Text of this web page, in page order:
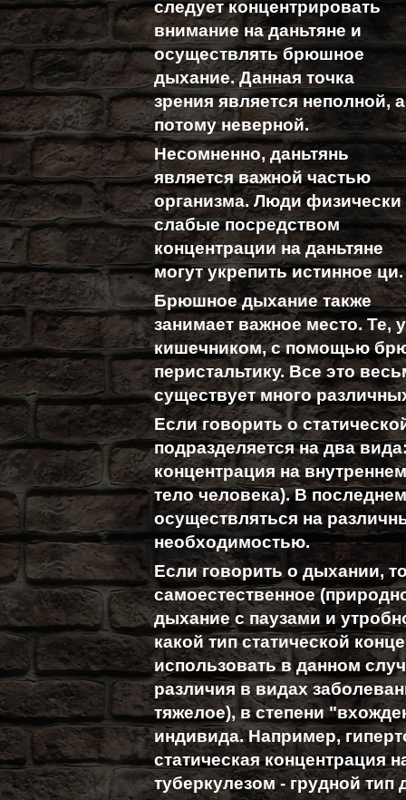
следует концентрировать
внимание на даньтяне и
осуществлять брюшное
дыхание. Данная точка
зрения является неполной, а
потому неверной.
Несомненно, даньтянь
является важной частью
организма. Люди физически
слабые посредством
концентрации на даньтяне
могут укрепить истинное ци.
Брюшное дыхание также
занимает важное место. Те,
кишечником, с помощью
перистальтику. Все это
существует много
Если говорить о
подразделяется на два
концентрация на
тело человека). В
осуществляться на
необходимостью.
Если говорить о дыхании,
самоестественное
дыхание с паузами и
какой тип статической
использовать в данном
различия в видах
тяжелое), в степени
индивида. Например,
статическая концентрация
туберкулезом - грудной тип